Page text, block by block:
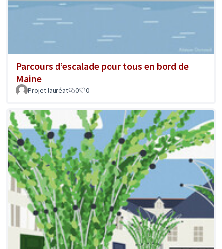
Parcours d’escalade pour tous en bord de
Maine
Projet lauréat 0 0